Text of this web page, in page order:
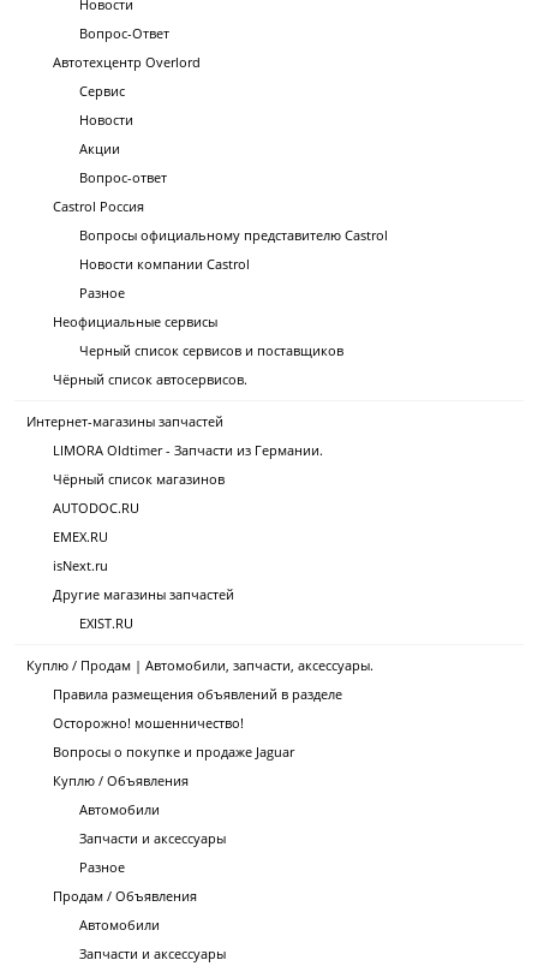
Новости
Вопрос-Ответ
Автотехцентр Overlord
Сервис
Новости
Акции
Вопрос-ответ
Castrol Россия
Вопросы официальному представителю Castrol
Новости компании Castrol
Разное
Неофициальные сервисы
Черный список сервисов и поставщиков
Чёрный список автосервисов.
Интернет-магазины запчастей
LIMORA Oldtimer - Запчасти из Германии.
Чёрный список магазинов
AUTODOC.RU
EMEX.RU
isNext.ru
Другие магазины запчастей
EXIST.RU
Куплю / Продам | Автомобили, запчасти, аксессуары.
Правила размещения объявлений в разделе
Осторожно! мошенничество!
Вопросы о покупке и продаже Jaguar
Куплю / Объявления
Автомобили
Запчасти и аксессуары
Разное
Продам / Объявления
Автомобили
Запчасти и аксессуары